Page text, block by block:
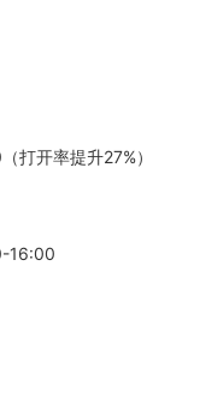
打开率提升27%）
16:00